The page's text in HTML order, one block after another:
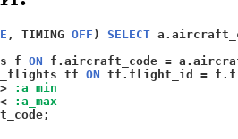
, TIMING OFF ) SELECT
f ON f.aircraft_code =
tf ON tf.flight_id =
>
:a_min
<
:a_max
;